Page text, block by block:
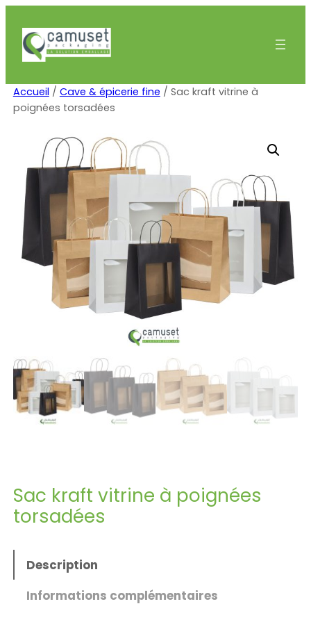
contenu
Accueil / Cave & épicerie fine / Sac kraft vitrine à
poignées torsadées
Sac kraft vitrine à poignées
torsadées
Description
Informations complémentaires